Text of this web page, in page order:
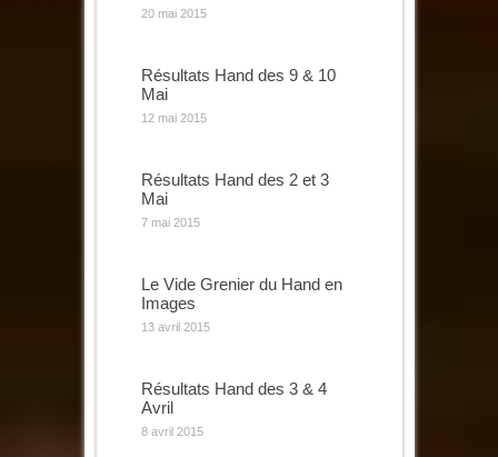
20 mai 2015
Résultats Hand des 9 & 10
Mai
12 mai 2015
Résultats Hand des 2 et 3
Mai
7 mai 2015
Le Vide Grenier du Hand en
Images
13 avril 2015
Résultats Hand des 3 & 4
Avril
8 avril 2015